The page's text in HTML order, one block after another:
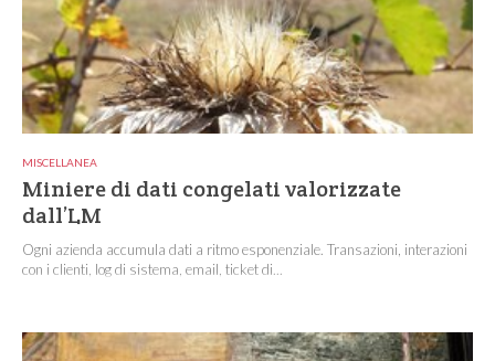
MISCELLANEA
Miniere di dati congelati valorizzate
dall’LM
Ogni azienda accumula dati a ritmo esponenziale. Transazioni, interazioni
con i clienti, log di sistema, email, ticket di...